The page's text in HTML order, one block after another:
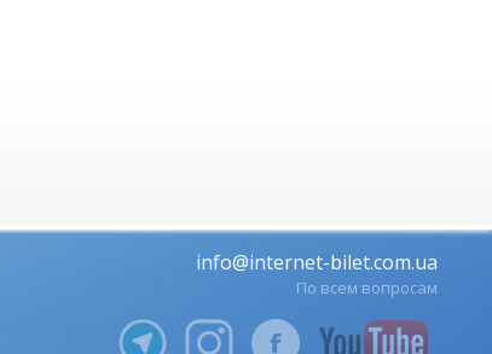
info@internet-bilet.com.ua
По всем вопросам